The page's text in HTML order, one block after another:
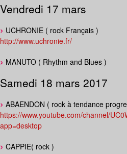
Vendredi 17 mars
UCHRONIE ( rock Français )
http://www.uchronie.fr/
MANUTO ( Rhythm and Blues )
Samedi 18 mars 2017
ABAENDON ( rock à tendance
https://www.youtube.com/channel/
app=desktop
CAPPIE( rock )